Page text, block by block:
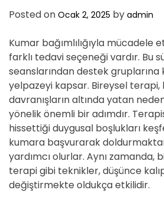
Posted on Ocak 2, 2025 by admin
Kumar bağımlılığıyla mücadele
farklı tedavi seçeneği vardır. Bu
seanslarından destek
yelpazeyi kapsar. Bireysel terapi,
davranışların altında yatan
yönelik önemli bir adımdır.
hissettiği duygusal boşlukları
kumara başvurarak
yardımcı olurlar. Aynı zamanda,
terapi gibi teknikler, düşünce
değiştirmekte oldukça etkilidir.